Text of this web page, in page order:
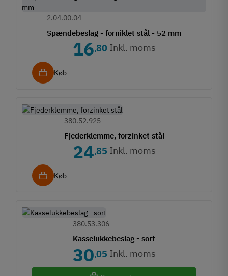
Spændebeslag - forniklet stål - 52 mm
2.04.00.04
16,80 Inkl. moms
Køb
Fjederklemme, forzinket stål
380.52.925
24,85 Inkl. moms
Køb
Kasselukkebeslag - sort
380.53.306
30,05 Inkl. moms